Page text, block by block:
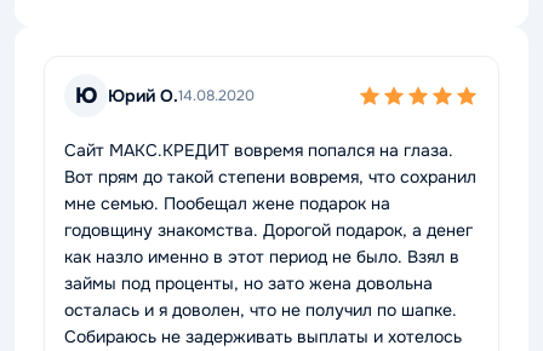
Ю Юрий О.14.08.2020
Сайт МАКС.КРЕДИТ вовремя попался на глаза.
Вот прям до такой степени вовремя, что сохранил
мне семью. Пообещал жене подарок на
годовщину знакомства. Дорогой подарок, а денег
как назло именно в этот период не было. Взял в
займы под проценты, но зато жена довольна
осталась и я доволен, что не получил по шапке.
Собираюсь не задерживать выплаты и хотелось